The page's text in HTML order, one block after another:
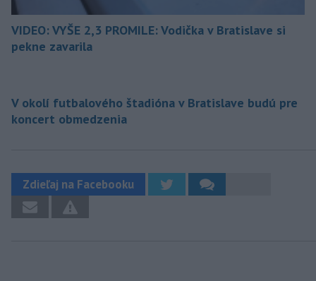
VIDEO: VYŠE 2,3 PROMILE: Vodička v Bratislave si
pekne zavarila
V okolí futbalového štadióna v Bratislave budú pre
koncert obmedzenia
Zdieľaj na Facebooku